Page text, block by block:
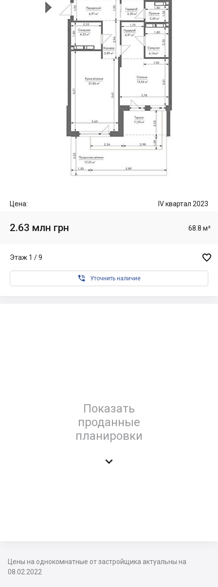
Цена: IV квартал 2023
2.63 млн грн 68.8 м²
Этаж 1 / 9 
 Уточнить наличие
Показать
проданные
планировки

Цены на однокомнатные от застройщика актуальны на
08.02.2022